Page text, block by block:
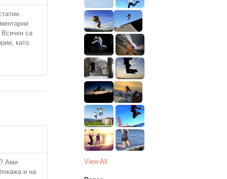
Всички са
като
Ами
и на
View All